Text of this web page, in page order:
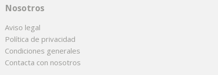
Nosotros
Aviso legal
Política de privacidad
Condiciones generales
Contacta con nosotros